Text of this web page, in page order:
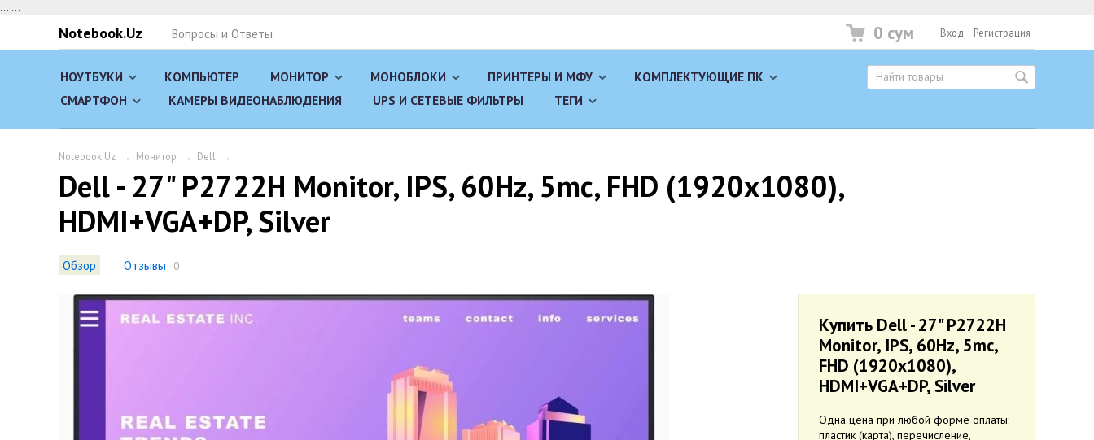
... ...
Notebook.Uz Вопросы и Ответы 0 сум Вход Регистрация
НОУТБУКИ КОМПЬЮТЕР МОНИТОР МОНОБЛОКИ ПРИНТЕРЫ И МФУ
КОМПЛЕКТУЮЩИЕ ПК
СМАРТФОН
КАМЕРЫ ВИДЕОНАБЛЮДЕНИЯ UPS И СЕТЕВЫЕ ФИЛЬТРЫ ТЕГИ
Notebook.Uz → Монитор → Dell →
Dell - 27" P2722H Monitor, IPS, 60Hz, 5mc, FHD (1920x1080),
HDMI+VGA+DP, Silver
Обзор Отзывы 0
Купить Dell - 27" P2722H
Monitor, IPS, 60Hz, 5mc,
FHD (1920x1080),
HDMI+VGA+DP, Silver
Одна цена при любой форме оплаты:
пластик (карта), перечисление,